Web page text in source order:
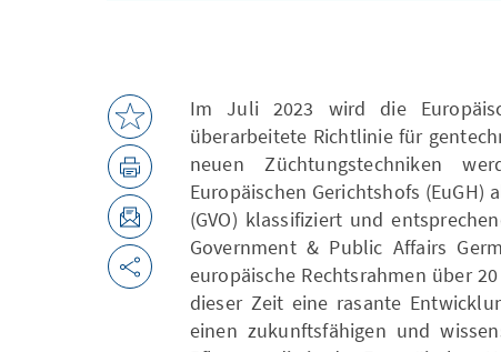
Im Juli 2023 wird die
überarbeitete Richtlinie für
neuen Züchtungstechniken
Europäischen Gerichtshofs (EuGH)
(GVO) klassifiziert und
Government & Public Affairs
europäische Rechtsrahmen über
dieser Zeit eine rasante
einen zukunftsfähigen und